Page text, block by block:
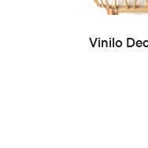
Vinilo